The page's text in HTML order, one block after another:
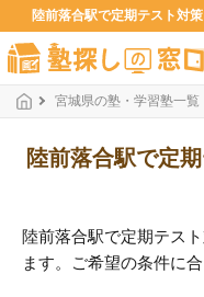
陸前落合駅で定期テスト対
宮城県の塾・学習塾一覧
陸前落合駅で定
陸前落合駅で定期テス
ます。ご希望の条件に